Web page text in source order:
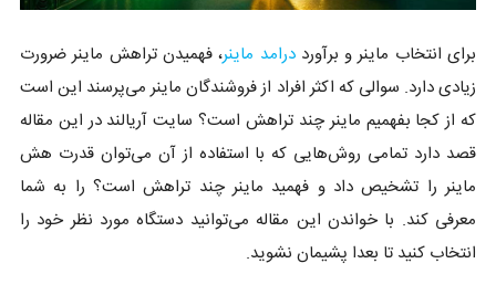
برای انتخاب ماینر و برآورددرامد ماینر، فهمیدن تراهش ماینر ضرورت
زیادی دارد. سوالی که اکثر افراد از فروشندگان ماینر می‌پرسند این است
که از کجا بفهمیم ماینر چند تراهش است؟ سایت آریالند در این مقاله
قصد دارد تمامی روش‌هایی که با استفاده از آن می‌توان قدرت هش
ماینر را تشخیص داد و فهمید ماینر چند تراهش است؟ را به شما
معرفی کند. با خواندن این مقاله می‌توانید دستگاه مورد نظر خود را
انتخاب کنید تا بعدا پشیمان نشوید.